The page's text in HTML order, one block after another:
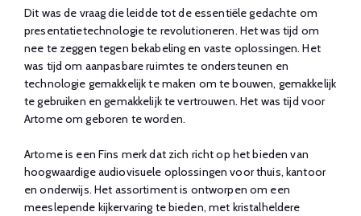
Dit was de vraag die leidde tot de essentiële gedachte om
presentatietechnologie te revolutioneren. Het was tijd om
nee te zeggen tegen bekabeling en vaste oplossingen. Het
was tijd om aanpasbare ruimtes te ondersteunen en
technologie gemakkelijk te maken om te bouwen, gemakkelijk
te gebruiken en gemakkelijk te vertrouwen. Het was tijd voor
Artome om geboren te worden.
Artome is een Fins merk dat zich richt op het bieden van
hoogwaardige audiovisuele oplossingen voor thuis, kantoor
en onderwijs. Het assortiment is ontworpen om een
meeslepende kijkervaring te bieden, met kristalheldere